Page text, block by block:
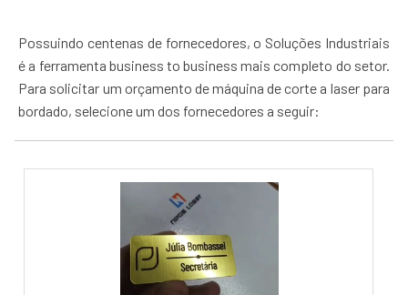
Possuindo centenas de fornecedores, o Soluções Industriais
é a ferramenta business to business mais completo do setor.
Para solicitar um orçamento de máquina de corte a laser para
bordado, selecione um dos fornecedores a seguir: